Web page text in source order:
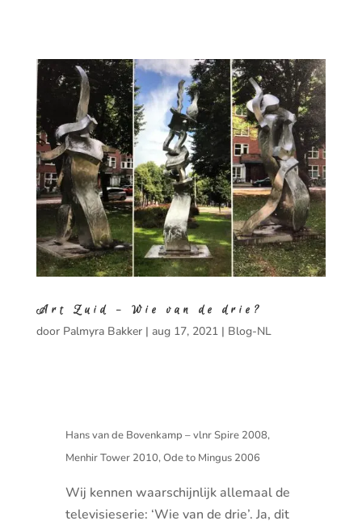
Art Zuid – Wie van de drie?
door Palmyra Bakker| aug 17, 2021| Blog-NL
Hans van de Bovenkamp – vlnr Spire 2008,
Menhir Tower 2010, Ode to Mingus 2006
Wij kennen waarschijnlijk allemaal de
televisieserie: ‘Wie van de drie’. Ja, dit